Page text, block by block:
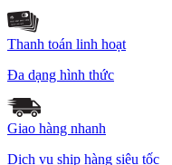
Thanh toán linh hoạt
Đa dạng hình thức
Giao hàng nhanh
Dịch vụ ship hàng siêu tốc